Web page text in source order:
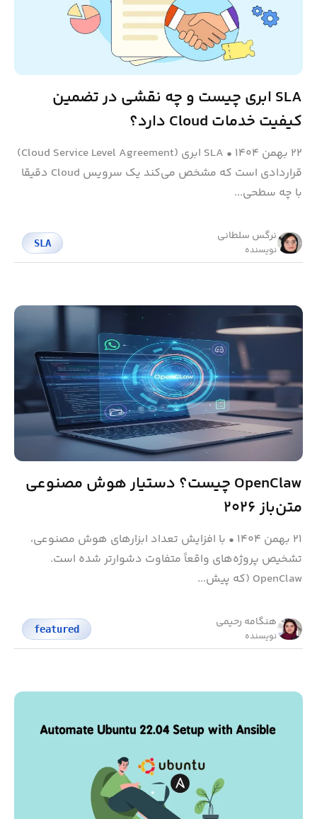
SLA ابری چیست و چه نقشی در تضمین
کیفیت خدمات Cloud دارد؟
۲۲ بهمن ۱۴۰۴ •
SLA ابری (Cloud Service Level Agreement)
قراردادی است که مشخص می‌کند یک سرویس Cloud دقیقا
با چه سطحی...
نرگس سلطانی
نویسنده
SLA
OpenClaw چیست؟ دستیار هوش مصنوعی
متن‌باز ۲۰۲۶
۲۱ بهمن ۱۴۰۴ • با افزایش تعداد ابزارهای هوش مصنوعی،
تشخیص پروژه‌های واقعاً متفاوت دشوارتر شده است.
OpenClaw (که پیش...
هنگامه رحیمی
نویسنده
featured